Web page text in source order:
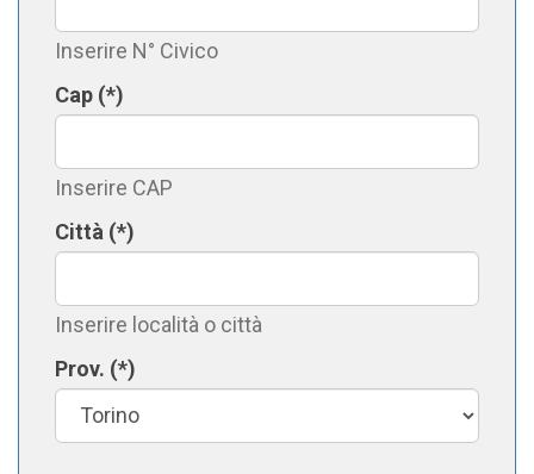
Inserire N° Civico
Cap (*)
Inserire CAP
Città (*)
Inserire località o città
Prov. (*)